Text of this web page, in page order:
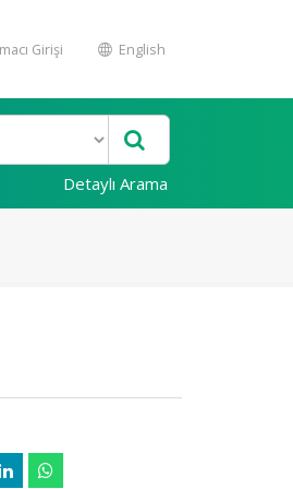
Girişi English
Detaylı Arama